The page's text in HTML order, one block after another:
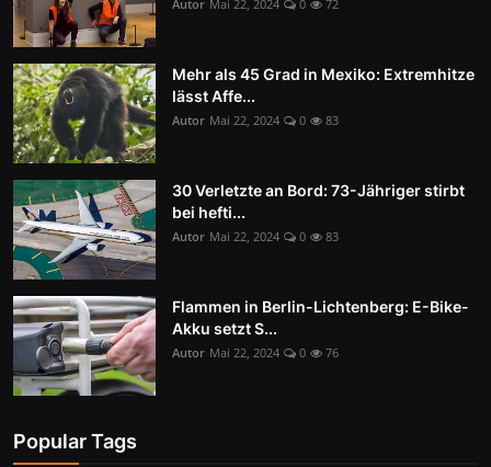
Autor Mai 22, 2024 0 72
Mehr als 45 Grad in Mexiko: Extremhitze
lässt Affe...
Autor Mai 22, 2024 0 83
30 Verletzte an Bord: 73-Jähriger stirbt
bei hefti...
Autor Mai 22, 2024 0 83
Flammen in Berlin-Lichtenberg: E-Bike-
Akku setzt S...
Autor Mai 22, 2024 0 76
Popular Tags